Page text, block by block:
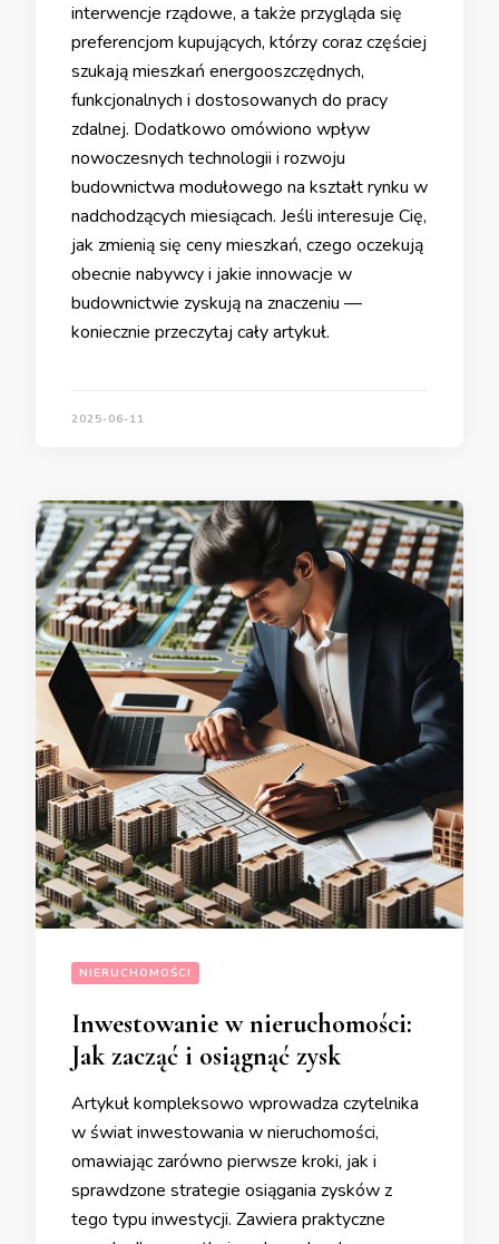
interwencje rządowe, a także przygląda się
preferencjom kupujących, którzy coraz częściej
szukają mieszkań energooszczędnych,
funkcjonalnych i dostosowanych do pracy
zdalnej. Dodatkowo omówiono wpływ
nowoczesnych technologii i rozwoju
budownictwa modułowego na kształt rynku w
nadchodzących miesiącach. Jeśli interesuje Cię,
jak zmienią się ceny mieszkań, czego oczekują
obecnie nabywcy i jakie innowacje w
budownictwie zyskują na znaczeniu —
koniecznie przeczytaj cały artykuł.
2025-06-11
NIERUCHOMOŚCI
Inwestowanie w nieruchomości:
Jak zacząć i osiągnąć zysk
Artykuł kompleksowo wprowadza czytelnika
w świat inwestowania w nieruchomości,
omawiając zarówno pierwsze kroki, jak i
sprawdzone strategie osiągania zysków z
tego typu inwestycji. Zawiera praktyczne